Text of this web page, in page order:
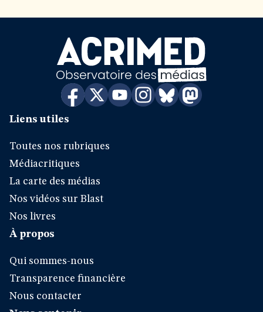
Liens utiles
Toutes nos rubriques
Médiacritiques
La carte des médias
Nos vidéos sur Blast
Nos livres
À propos
Qui sommes-nous
Transparence financière
Nous contacter